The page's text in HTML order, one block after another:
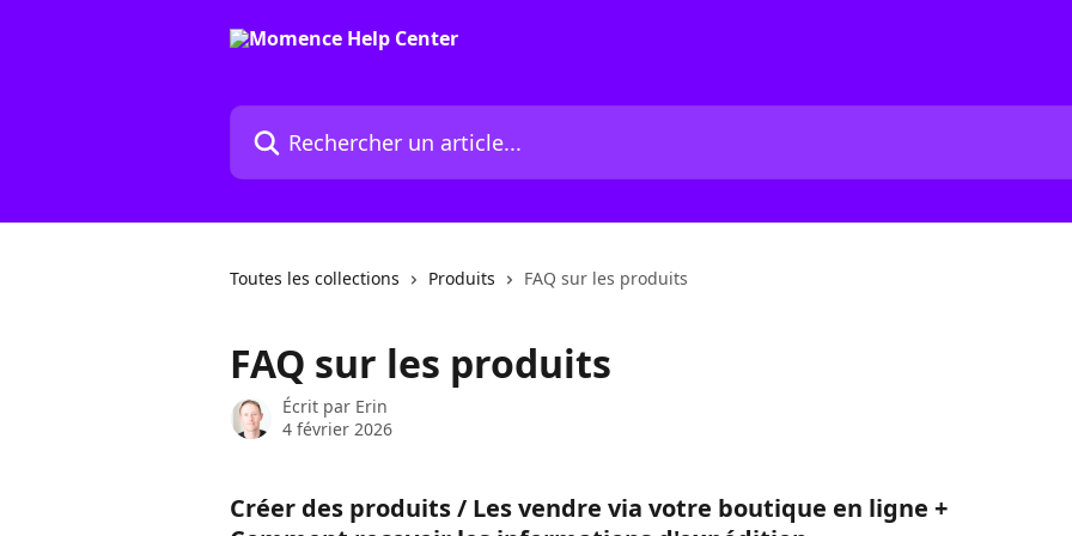
Rechercher un article...
Toutes les collections Produits FAQ sur les produits
FAQ sur les produits
Écrit par Erin
4 février 2026
Créer des produits / Les vendre via votre boutique en ligne +